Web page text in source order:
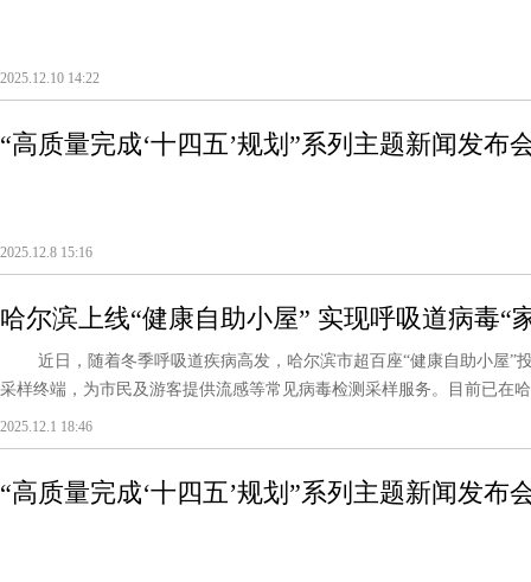
2025.12.10 14:22
“高质量完成‘十四五’规划”系列主题新闻发布
2025.12.8 15:16
哈尔滨上线“健康自助小屋” 实现呼吸道病毒“
近日，随着冬季呼吸道疾病高发，哈尔滨市超百座“健康自助小屋”
采样终端，为市民及游客提供流感等常见病毒检测采样服务。目前已在
2025.12.1 18:46
“高质量完成‘十四五’规划”系列主题新闻发布